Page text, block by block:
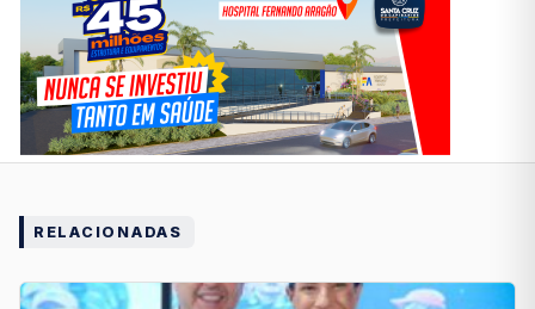
RELACIONADAS